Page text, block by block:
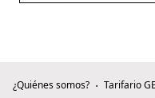
¿Quiénes somos? Tarifario